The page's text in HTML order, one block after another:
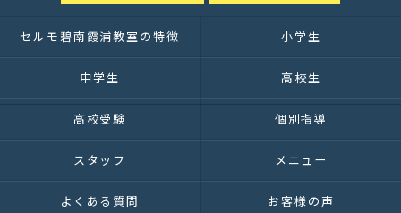
セルモ碧南霞浦教室の特徴 小学生
中学生 高校生
高校受験 個別指導
スタッフ メニュー
よくある質問 お客様の声